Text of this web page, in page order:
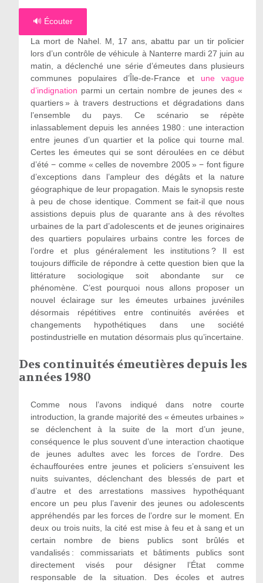
🔊 Écouter
La mort de Nahel. M, 17 ans, abattu par un tir policier
lors d’un contrôle de véhicule à Nanterre mardi 27 juin au
matin, a déclenché une série d’émeutes dans plusieurs
communes populaires d’Île-de-France et une vague
d’indignation parmi un certain nombre de jeunes des «
quartiers » à travers destructions et dégradations dans
l’ensemble du pays. Ce scénario se répète
inlassablement depuis les années 1980 : une interaction
entre jeunes d’un quartier et la police qui tourne mal.
Certes les émeutes qui se sont déroulées en ce début
d’été − comme « celles de novembre 2005 » − font figure
d’exceptions dans l’ampleur des dégâts et la nature
géographique de leur propagation. Mais le synopsis reste
à peu de chose identique. Comment se fait-il que nous
assistions depuis plus de quarante ans à des révoltes
urbaines de la part d’adolescents et de jeunes originaires
des quartiers populaires urbains contre les forces de
l’ordre et plus généralement les institutions ? Il est
toujours difficile de répondre à cette question bien que la
littérature sociologique soit abondante sur ce
phénomène. C’est pourquoi nous allons proposer un
nouvel éclairage sur les émeutes urbaines juvéniles
désormais répétitives entre continuités avérées et
changements hypothétiques dans une société
postindustrielle en mutation désormais plus qu’incertaine.
Des continuités émeutières depuis les
années 1980
Comme nous l’avons indiqué dans notre courte
introduction, la grande majorité des « émeutes urbaines »
se déclenchent à la suite de la mort d’un jeune,
conséquence le plus souvent d’une interaction chaotique
de jeunes adultes avec les forces de l’ordre. Des
échauffourées entre jeunes et policiers s’ensuivent les
nuits suivantes, déclenchant des blessés de part et
d’autre et des arrestations massives hypothéquant
encore un peu plus l’avenir des jeunes ou adolescents
appréhendés par les forces de l’ordre sur le moment. En
deux ou trois nuits, la cité est mise à feu et à sang et un
certain nombre de biens publics sont brûlés et
vandalisés : commissariats et bâtiments publics sont
directement visés pour désigner l’État comme
responsable de la situation. Des écoles et autres